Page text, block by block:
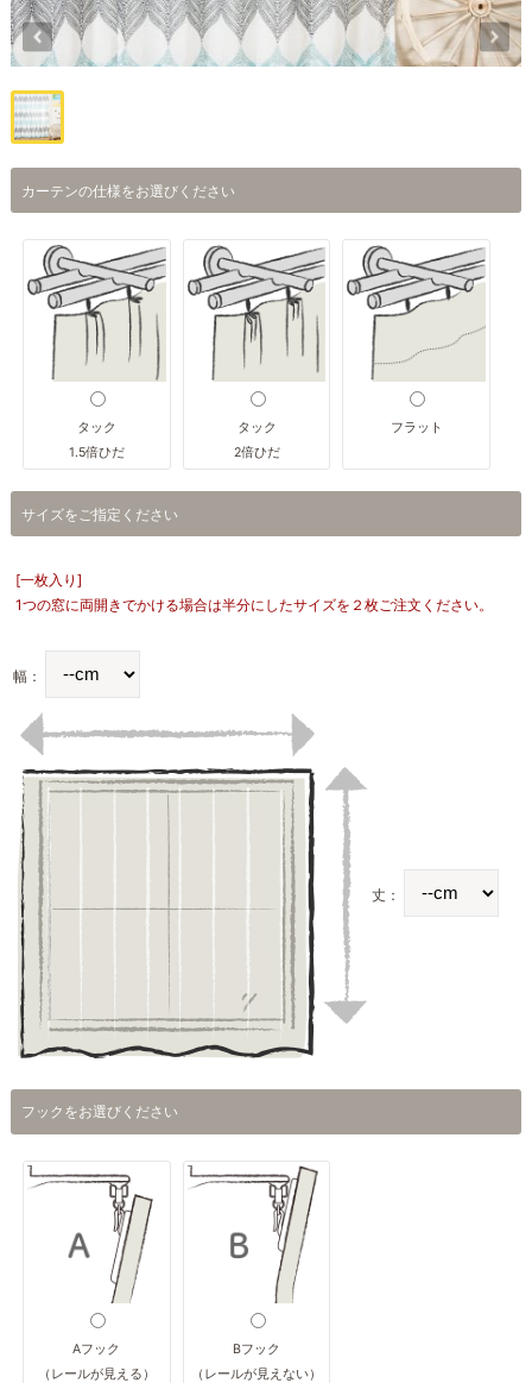
カーテンの仕様をお選びください
タック
1.5倍ひだ
タック
2倍ひだ
フラット
サイズをご指定ください
[一枚入り]
1つの窓に両開きでかける場合は半分にしたサイズを２枚ご注文ください。
幅：
丈：
フックをお選びください
Aフック
（レールが見える）
Bフック
（レールが見えない）